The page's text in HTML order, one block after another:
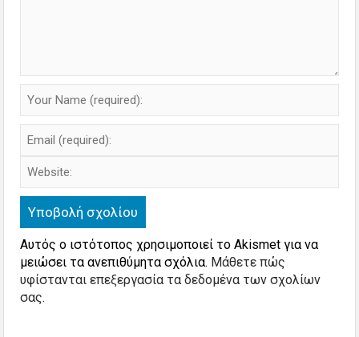
Αυτός ο ιστότοπος χρησιμοποιεί το Akismet για να
μειώσει τα ανεπιθύμητα σχόλια. Μάθετε πώς
υφίστανται επεξεργασία τα δεδομένα των σχολίων
σας.